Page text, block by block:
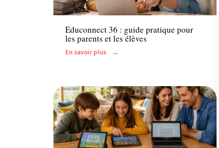
Enfant
Educonnect 36 : guide pratique pour
les parents et les élèves
En savoir plus
Famille